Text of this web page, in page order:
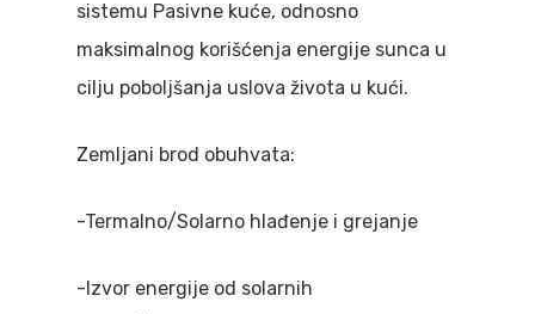
sistemu Pasivne kuće, odnosno
maksimalnog korišćenja energije sunca u
cilju poboljšanja uslova života u kući.
Zemljani brod obuhvata:
-Termalno/Solarno hlađenje i grejanje
-Izvor energije od solarnih